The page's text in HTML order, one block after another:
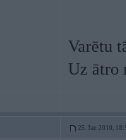
Varētu
Uz ātro
25. Jan 2010,